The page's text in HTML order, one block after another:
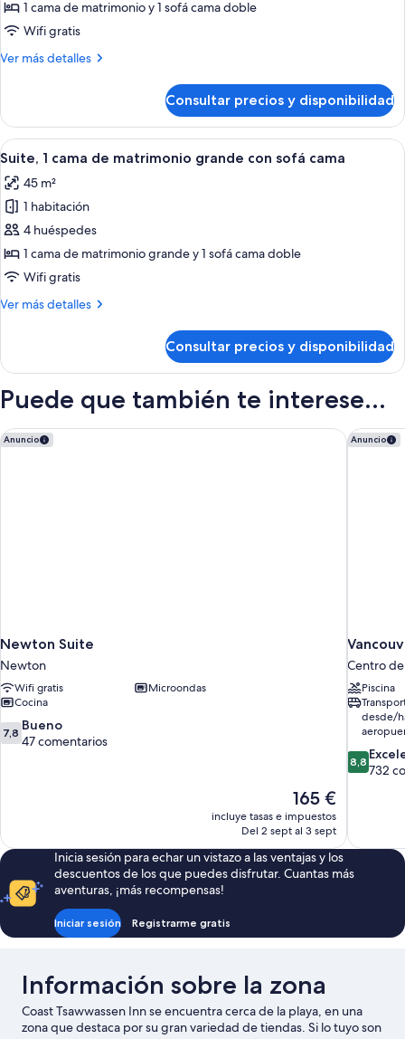
1
cama
de
sofá
cama
(Coast
Queen
Suite)
1 cama de matrimonio y 1 sofá cama doble
Wifi gratis
Ver más detalles
Más
1
cama
de
con
sofá
cama
(Coast
Queen
Suite)
Consultar precios y disponibilidad
Abrir
todas
las
fotos
de
Suite,
1
de
con
sofá
Una habitación de hotel con una
4
Suite, 1 cama de matrimonio grande con sofá cama
45 m²
1 habitación
4 huéspedes
1 cama de matrimonio grande y 1 sofá cama doble
Wifi gratis
Ver más detalles
Más
1
de
grande
con
Consultar precios y disponibilidad
Puede que también te interese...
Anuncio
Newton Suite
Newton
Wifi gratis
Microondas
Cocina
7.8
sobre
7,8 Bueno
47 comentarios
El
precio
actual
de
165 €
165 €
incluye tasas e impuestos
Del 2 sept al 3 sept
Newton Suite Anuncio
Centro
Piscina
desde/
8.8
sobre
8,8
732
Inicia sesión para echar un vistazo a las ventajas y los
descuentos de los que puedes disfrutar. Cuantas más
aventuras, ¡más recompensas!
Iniciar sesión Registrarme gratis
Información sobre la zona
Coast Tsawwassen Inn se encuentra cerca de la playa, en una
zona que destaca por su gran variedad de tiendas. Si lo tuyo son